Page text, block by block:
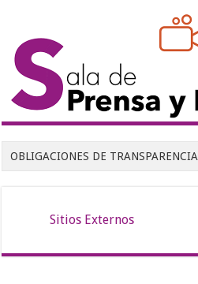
OBLIGACIONES DE TRANSPARENCIA
Sitios Externos